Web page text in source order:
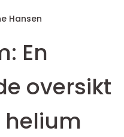
Hansen
En
oversikt
helium